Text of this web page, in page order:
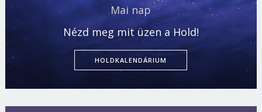
Mai nap
Nézd meg mit üzen a Hold!
HOLDKALENDÁRIUM